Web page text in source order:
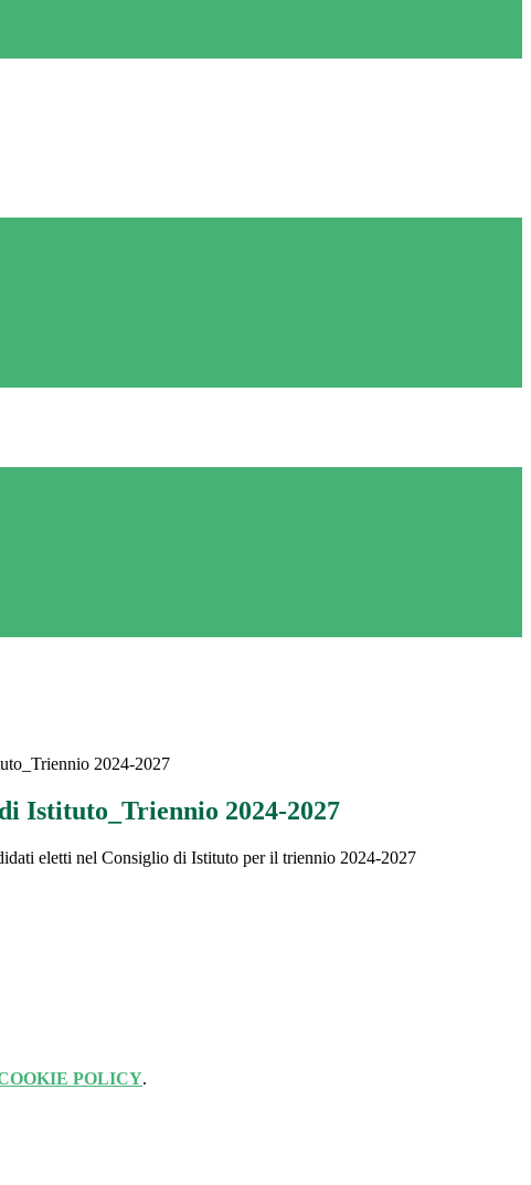
2024-2027
Istituto_Triennio 2024-2027
eletti nel Consiglio di Istituto per il triennio 2024-2027
POLICY.